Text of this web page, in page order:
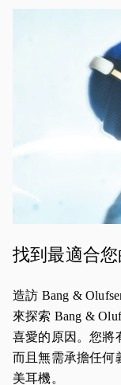
找到最適合
造訪 Bang &
來探索 Bang &
喜愛的原因。您將
而且無需承擔任何
美耳機。